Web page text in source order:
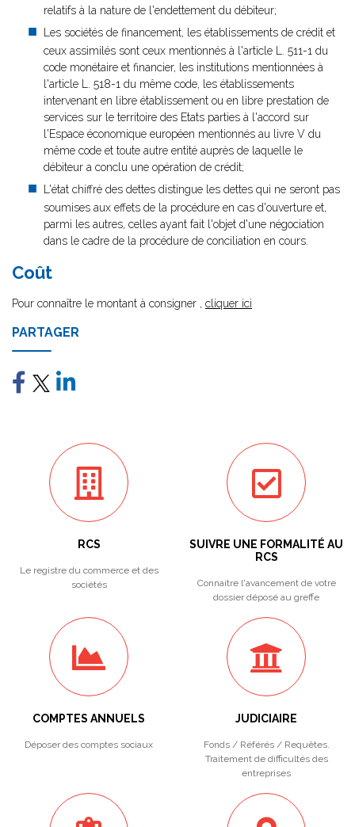
relatifs à la nature de l'endettement du débiteur;
Les sociétés de financement, les établissements de crédit et
ceux assimilés sont ceux mentionnés à l'article L. 511-1 du
code monétaire et financier, les institutions mentionnées à
l'article L. 518-1 du même code, les établissements
intervenant en libre établissement ou en libre prestation de
services sur le territoire des Etats parties à l'accord sur
l'Espace économique européen mentionnés au livre V du
même code et toute autre entité auprès de laquelle le
débiteur a conclu une opération de crédit;
L'état chiffré des dettes distingue les dettes qui ne seront pas
soumises aux effets de la procédure en cas d'ouverture et,
parmi les autres, celles ayant fait l'objet d'une négociation
dans le cadre de la procédure de conciliation en cours.
Coût
Pour connaître le montant à consigner , cliquer ici
PARTAGER
RCS
Le registre du commerce et des
sociétés
SUIVRE UNE FORMALITÉ AU
RCS
Connaitre l'avancement de votre
dossier déposé au greffe
COMPTES ANNUELS
Déposer des comptes sociaux
JUDICIAIRE
Fonds / Référés / Requêtes.
Traitement de difficultés des
entreprises